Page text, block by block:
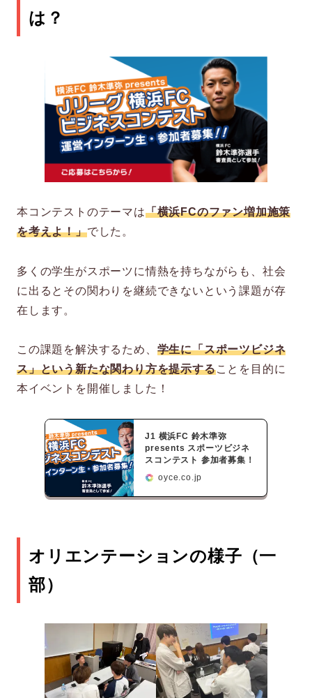
は？
本コンテストのテーマは「横浜FCのファン増加施策
を考えよ！」でした。
多くの学生がスポーツに情熱を持ちながらも、社会
に出るとその関わりを継続できないという課題が存
在します。
この課題を解決するため、 学生に「スポーツビジネ
ス」という新たな関わり方を提示することを目的に
本イベントを開催しました！
J1 横浜FC 鈴木準弥
presents スポーツビジネ
スコンテスト 参加者募集！
oyce.co.jp
オリエンテーションの様子（一
部）